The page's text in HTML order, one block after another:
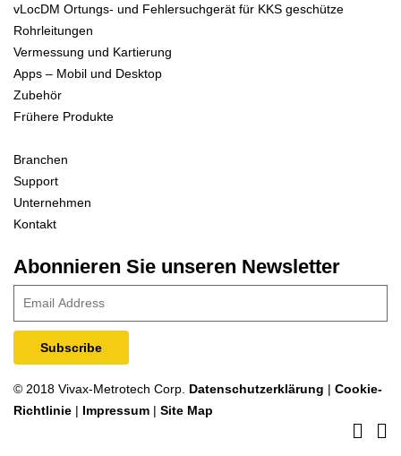
vLocDM Ortungs- und Fehlersuchgerät für KKS geschütze
Rohrleitungen
Vermessung und Kartierung
Apps – Mobil und Desktop
Zubehör
Frühere Produkte
Branchen
Support
Unternehmen
Kontakt
Abonnieren Sie unseren Newsletter
© 2018 Vivax-Metrotech Corp. Datenschutzerklärung | Cookie-
Richtlinie | Impressum | Site Map